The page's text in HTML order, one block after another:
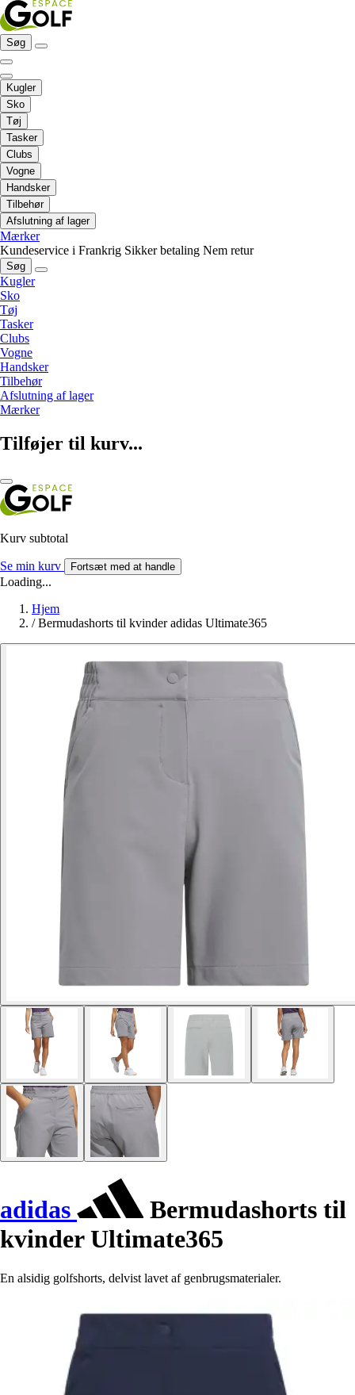
Søg
Kugler
Sko
Tøj
Tasker
Clubs
Vogne
Handsker
Tilbehør
Afslutning af lager
Mærker
Kundeservice i Frankrig Sikker betaling Nem retur
Søg
Kugler
Sko
Tøj
Tasker
Clubs
Vogne
Handsker
Tilbehør
Afslutning af lager
Mærker
Tilføjer til kurv...
Kurv subtotal
Se min kurv Fortsæt med at handle
Loading...
Hjem
/ Bermudashorts til kvinder adidas Ultimate365
adidas
Bermudashorts til
kvinder Ultimate365
En alsidig golfshorts, delvist lavet af genbrugsmaterialer.